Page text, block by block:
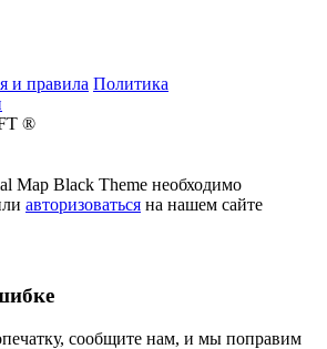
и правила Политика
®
Map Black Theme необходимо
авторизоваться на нашем сайте
сообщите нам, и мы поправим